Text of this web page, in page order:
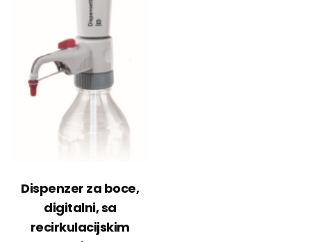
Dispenzer za boce,
digitalni, sa
recirkulacijskim